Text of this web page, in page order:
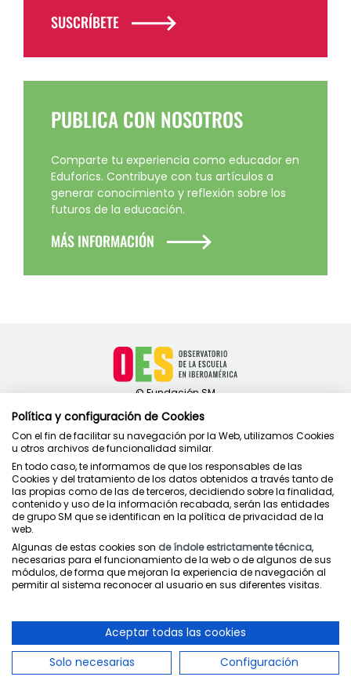
SUSCRÍBETE
PUBLICA CON NOSOTROS
Comparte tu experiencia como educador en
Eduforics. Contribuye con tus artículos a
generar conocimiento y reflexión sobre los
futuros de la educación.
MÁS INFORMACIÓN
Contacto
Política de privacidad
Condiciones de uso
Política de cookies
Política y configuración de Cookies
Con el fin de facilitar su navegación por la Web, utilizamos Cookies
u otros archivos de funcionalidad similar.
En todo caso, te informamos de que los responsables de las
Cookies y del tratamiento de los datos obtenidos a través tanto de
las propias como de las de terceros, decidiendo sobre la finalidad,
contenido y uso de la información recabada, serán las entidades
de grupo SM que se identifican en la política de privacidad de la
web.
Algunas de estas cookies son de índole estrictamente técnica,
necesarias para el funcionamiento de la web o de algunos de sus
módulos, de forma que mejoran la experiencia de navegación al
permitir al sistema reconocer al usuario en sus diferentes visitas.
Aceptar todas las cookies
Solo necesarias
Configuración